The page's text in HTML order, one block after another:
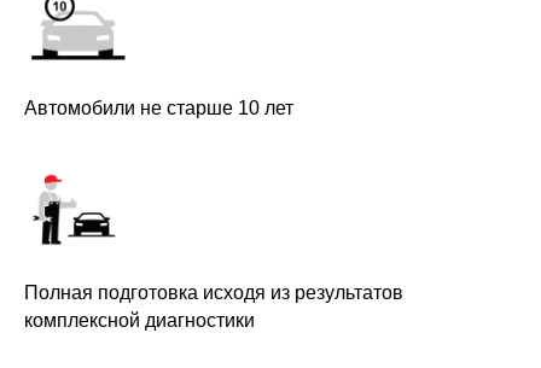
Автомобили не старше 10 лет
Полная подготовка исходя из результатов
комплексной диагностики